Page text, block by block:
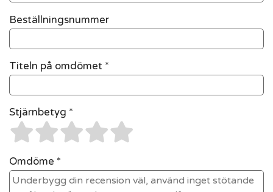
Beställningsnummer
Titeln på omdömet *
Stjärnbetyg *
Omdöme *